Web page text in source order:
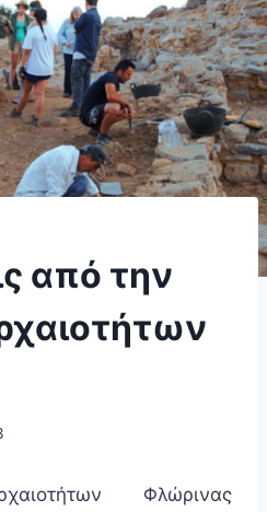
από την
Φλώρινας